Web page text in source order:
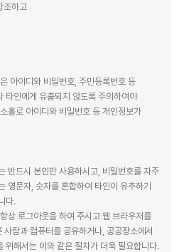
조하고
아이디와 비밀번호, 주민등록번호 등
타인에게 유출되지 않도록 주의하여야
홀로 아이디와 비밀번호 등 개인정보가
반드시 본인만 사용하시고, 비밀번호를 자주
영문자, 숫자를 혼합하여 타인이 유추하기
다.
상 로그아웃을 하여 주시고 웹 브라우저를
람과 컴퓨터를 공유하거나, 공공장소에서
위해서는 이와 같은 절차가 더욱 필요합니다.